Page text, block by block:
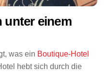
unter einem
was ein Boutique-Hotel
hebt sich durch die